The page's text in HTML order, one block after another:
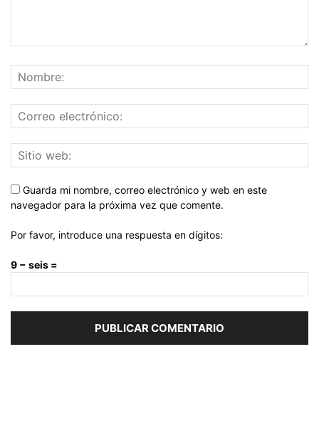
Guarda mi nombre, correo electrónico y web en este
navegador para la próxima vez que comente.
Por favor, introduce una respuesta en dígitos:
9 − seis =